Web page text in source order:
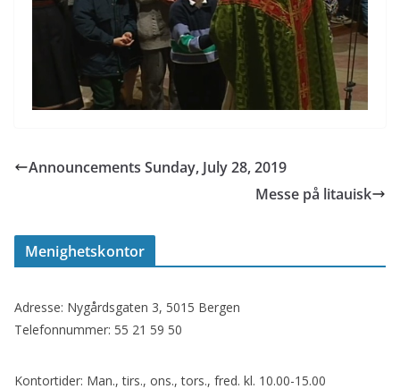
Announcements Sunday, July 28, 2019
Messe på litauisk
Menighetskontor
Adresse: Nygårdsgaten 3, 5015 Bergen
Telefonnummer: 55 21 59 50
Kontortider: Man., tirs., ons., tors., fred. kl. 10.00-15.00